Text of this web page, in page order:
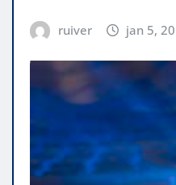
ruiver jan 5,